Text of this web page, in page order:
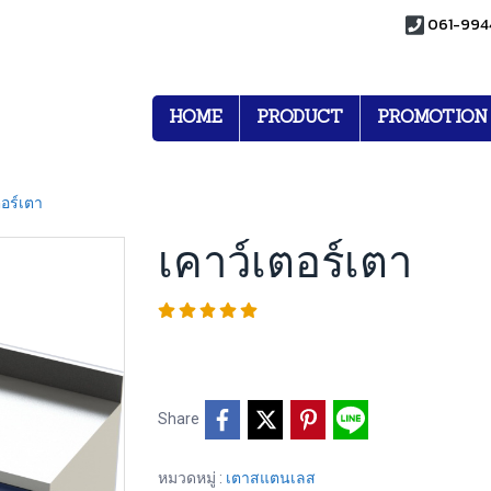
061-
HOME PRODUCT PROMOTION
ร์เตา
เคาว์เตอร์เตา
Share
หมวดหมู่ : เตาสแตนเลส